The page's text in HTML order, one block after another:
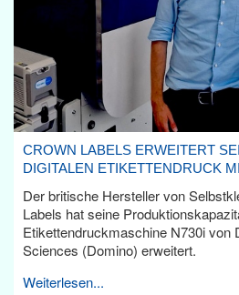
CROWN LABELS ERWEITERT
DIGITALEN ETIKETTENDRUCK
Der britische Hersteller von
Labels hat seine
Etikettendruckmaschine N730i von
Sciences (Domino) erweitert.
Weiterlesen...